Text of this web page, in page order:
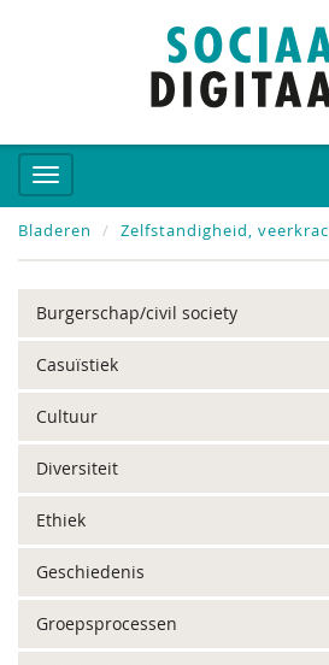
Bladeren Zelfstandigheid,
Burgerschap/civil society
Casuïstiek
Cultuur
Diversiteit
Ethiek
Geschiedenis
Groepsprocessen